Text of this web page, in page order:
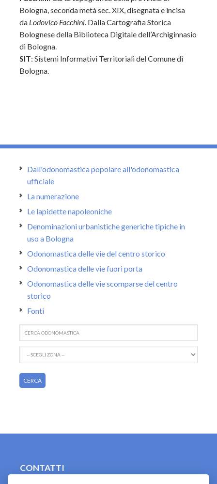
Bologna, seconda metà sec. XIX, disegnata e incisa
da Lodovico Facchini. Dalla Cartografia Storica
Bolognese della Biblioteca Digitale dell’Archiginnasio
di Bologna.
SIT: Sistemi Informativi Territoriali del Comune di
Bologna.
Dall'odonomastica popolare all'odonomastica
ufficiale
La numerazione
Le lapidette napoleoniche
Denominazioni urbanistiche generiche tipiche in
uso a Bologna
Odonomastica delle vie del centro storico
Odonomastica delle vie fuori porta
Odonomastica delle vie scomparse del centro
storico
Fonti
CONTATTI